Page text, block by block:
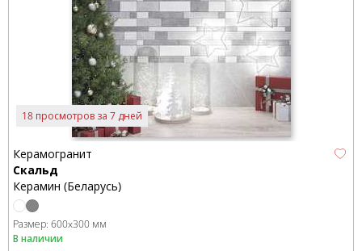
18 просмотров за 7 дней
Керамогранит
Скальд
Керамин (Беларусь)
Размер: 600x300 мм
В наличии